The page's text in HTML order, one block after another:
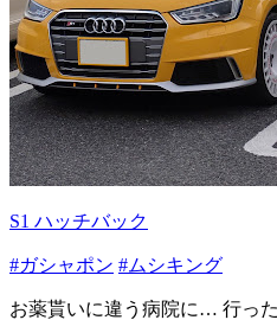
S1 ハッチバック
#ガシャポン #ムシキング
お薬貰いに違う病院に… 行っ